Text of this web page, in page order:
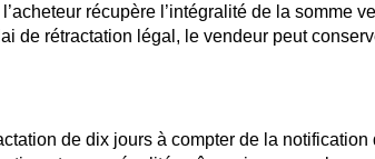
récupère l’intégralité de la somme
de rétractation légal, le vendeur peut
de dix jours à compter de la notification